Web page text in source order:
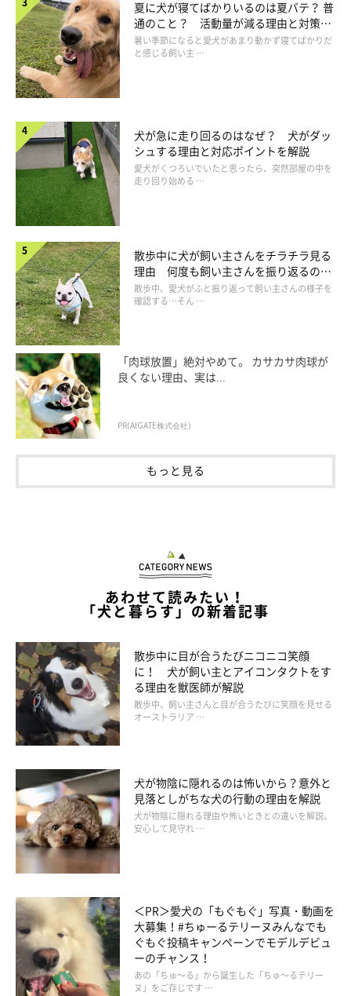
犬に忘れられてしまったときの対処法
いぬのきもち投稿写真ギャラリー
――犬に忘れられてしまった場合、どのような対応をすべきでし
ょうか？
山口先生：
「初めて会う犬と関係を構築する場合と同じです。犬から近づく
イントを意識しましょう」
夏に犬が寝てばかりいるのは夏バテ？ 普
通のこと？ 活動量が減る理由と対策と
は
暑い季節になると愛犬があまり動かず寝てばかりだ
と感じる飼い主 …
犬が急に走り回るのはなぜ？ 犬がダッ
シュする理由と対応ポイントを解説
愛犬がくつろいでいたと思ったら、突然部屋の中を
走り回り始める …
散歩中に犬が飼い主さんをチラチラ見る
理由 何度も飼い主さんを振り返るのは
なぜ？
散歩中、愛犬がふと振り返って飼い主さんの様子を
確認する…そん …
「肉球放置」絶対やめて。 カサカサ肉球が
良くない理由、実は...
PR(AIGATE株式会社)
もっと見る
あわせて読みたい！
「犬と暮らす」の新着記事
散歩中に目が合うたびニコニコ笑顔
に！ 犬が飼い主とアイコンタクトをす
る理由を獣医師が解説
散歩中、飼い主さんと目が合うたびに笑顔を見せる
オーストラリア …
犬が物陰に隠れるのは怖いから？意外と
見落としがちな犬の行動の理由を解説
犬が物陰に隠れる理由や怖いときとの違いを解説。
安心して見守れ …
＜PR＞愛犬の「もぐもぐ」写真・動画を
大募集！#ちゅーるテリーヌみんなでも
ぐもぐ投稿キャンペーンでモデルデビュ
ーのチャンス！
あの「ちゅ～る」から誕生した「ちゅ～るテリー
ヌ」をご存じです …